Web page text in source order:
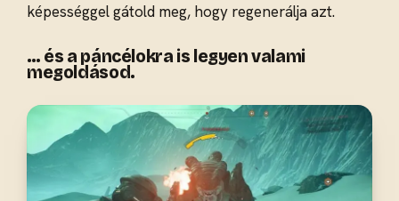
képességgel gátold meg, hogy regenerálja azt.
… és a páncélokra is legyen valami
megoldásod.